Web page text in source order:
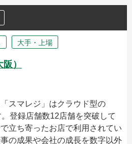
大手・上場
）
スマレジ」はクラウド型の
登録店舗数12店舗を突破して
立ち寄ったお店で利用されてい
の成果や会社の成長を数字以外